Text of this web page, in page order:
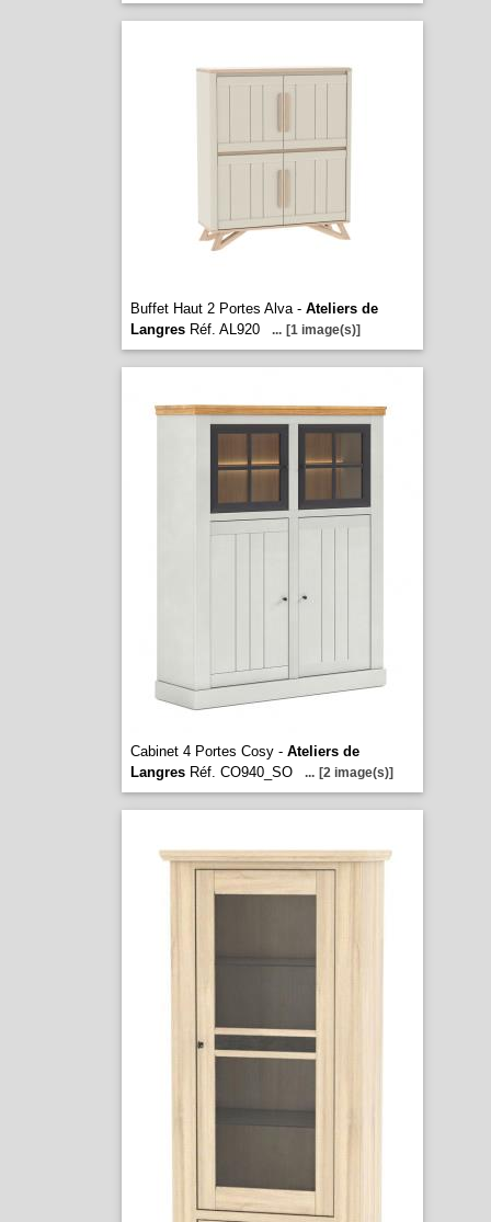
Buffet Haut 2 Portes Alva - Ateliers de
LangresRéf. AL920 ... [1 image(s)]
Cabinet 4 Portes Cosy - Ateliers de
LangresRéf. CO940_SO ... [2 image(s)]